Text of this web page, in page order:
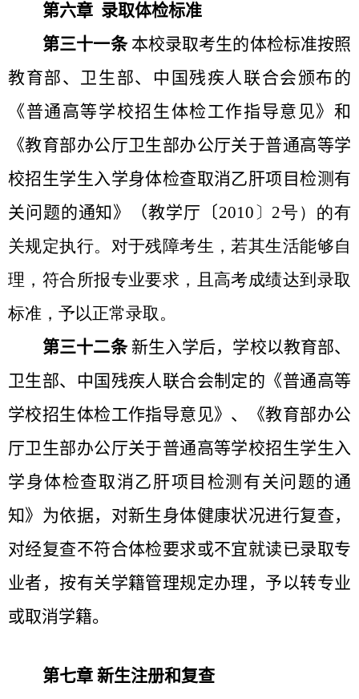
第六章 录取体检标准
第三十一条 本校录取考生的体检标准按照
教育部、卫生部、中国残疾人联合会颁布的
《普通高等学校招生体检工作指导意见》和
《教育部办公厅卫生部办公厅关于普通高等学
校招生学生入学身体检查取消乙肝项目检测有
关问题的通知》（教学厅〔2010 〕 2号）的有
关规定执行。对于残障考生，若其生活能够自
理，符合所报专业要求，且高考成绩达到录取
标准，予以正常录取。
第三十二条 新生入学后，学校以教育部、
卫生部、中国残疾人联合会制定的《普通高等
学校招生体检工作指导意见》、《教育部办公
厅卫生部办公厅关于普通高等学校招生学生入
学身体检查取消乙肝项目检测有关问题的通
知》为依据，对新生身体健康状况进行复查，
对经复查不符合体检要求或不宜就读已录取专
业者，按有关学籍管理规定办理，予以转专业
或取消学籍。
第七章 新生注册和复查